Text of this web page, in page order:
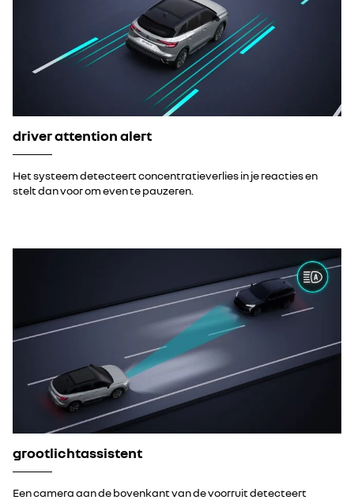
driver attention alert
Het systeem detecteert concentratieverlies in je reacties en
stelt dan voor om even te pauzeren.
grootlichtassistent
Een camera aan de bovenkant van de voorruit detecteert